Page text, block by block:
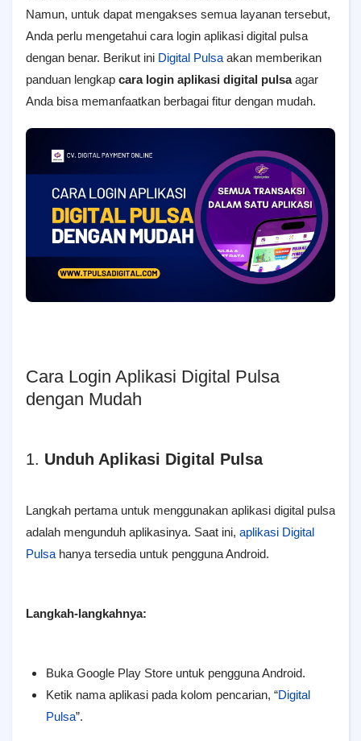
Namun, untuk dapat mengakses semua layanan tersebut,
Anda perlu mengetahui cara login aplikasi digital pulsa
dengan benar. Berikut ini Digital Pulsa akan memberikan
panduan lengkap cara login aplikasi digital pulsaagar
Anda bisa memanfaatkan berbagai fitur dengan mudah.
Cara Login Aplikasi Digital Pulsa
dengan Mudah
1. Unduh Aplikasi Digital Pulsa
Langkah pertama untuk menggunakan aplikasi digital pulsa
adalah mengunduh aplikasinya. Saat ini, aplikasi Digital
Pulsa hanya tersedia untuk pengguna Android.
Langkah-langkahnya:
Buka Google Play Store untuk pengguna Android.
Ketik nama aplikasi pada kolom pencarian, “Digital
Pulsa”.